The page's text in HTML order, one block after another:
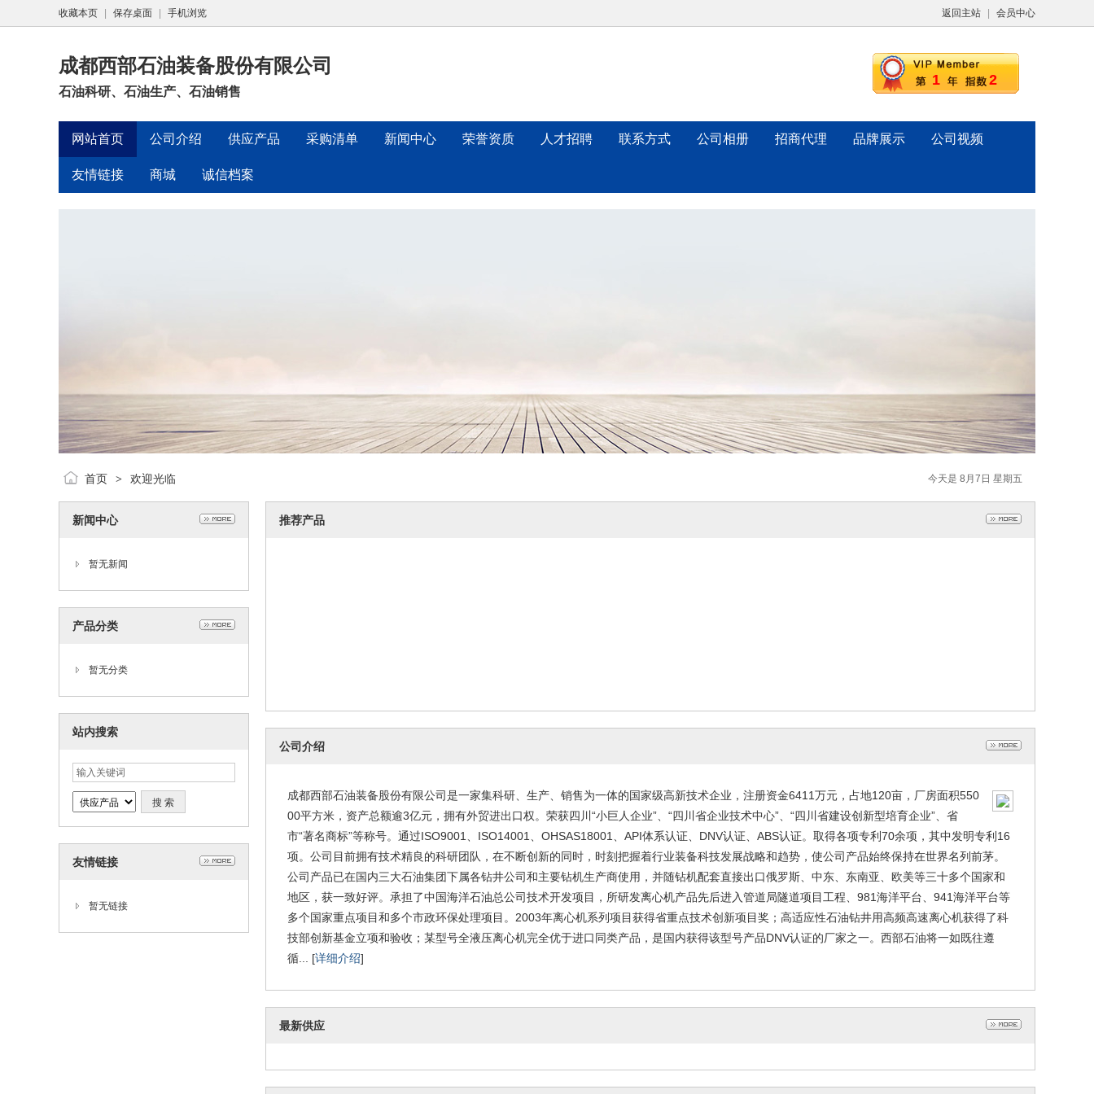
返回主站 会员中心
收藏本页 保存桌面 手机浏览
1 2
成都西部石油装备股份有限公司
石油科研、石油生产、石油销售
网站首页 公司介绍 供应产品 采购清单 新闻中心 荣誉资质 人才招聘 联系方式 公司相册 招商代理 品牌展示 公司视频
友情链接 商城 诚信档案
今天是 8月7日 星期五
首页 > 欢迎光临
新闻中心
暂无新闻
产品分类
暂无分类
站内搜索
友情链接
暂无链接
推荐产品
公司介绍
成都西部石油装备股份有限公司是一家集科研、生产、销售为一体的国家级高新技术企业，注册资金6411万元，占地120亩，厂房面积550
00平方米，资产总额逾3亿元，拥有外贸进出口权。荣获四川“小巨人企业”、“四川省企业技术中心”、“四川省建设创新型培育企业”、省
市“著名商标”等称号。通过ISO9001、ISO14001、OHSAS18001、API体系认证、DNV认证、ABS认证。取得各项专利70余项，其中发明专利16
项。公司目前拥有技术精良的科研团队，在不断创新的同时，时刻把握着行业装备科技发展战略和趋势，使公司产品始终保持在世界名列前茅。
公司产品已在国内三大石油集团下属各钻井公司和主要钻机生产商使用，并随钻机配套直接出口俄罗斯、中东、东南亚、欧美等三十多个国家和
地区，获一致好评。承担了中国海洋石油总公司技术开发项目，所研发离心机产品先后进入管道局隧道项目工程、981海洋平台、941海洋平台等
多个国家重点项目和多个市政环保处理项目。2003年离心机系列项目获得省重点技术创新项目奖；高适应性石油钻井用高频高速离心机获得了科
技部创新基金立项和验收；某型号全液压离心机完全优于进口同类产品，是国内获得该型号产品DNV认证的厂家之一。西部石油将一如既往遵
循... [详细介绍]
最新供应